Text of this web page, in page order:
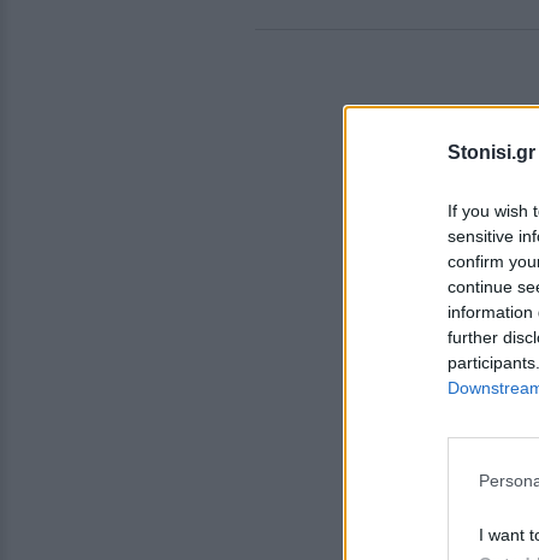
Stonisi.gr
If you wish
sensitive
confirm
continue
information
further
I want